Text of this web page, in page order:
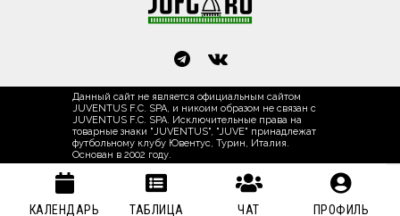
Данный сайт не является официальным сайтом
JUVENTUS F.C. SPA, и никоим образом не связан с
JUVENTUS F.C. SPA. Исключительные права на
товарные знаки "JUVENTUS", "JUVE" принадлежат
футбольному клубу Ювентус, Турин, Италия.
Основан в 2002 году.
КАЛЕНДАРЬ ТАБЛИЦА ЧАТ ПРОФИЛЬ